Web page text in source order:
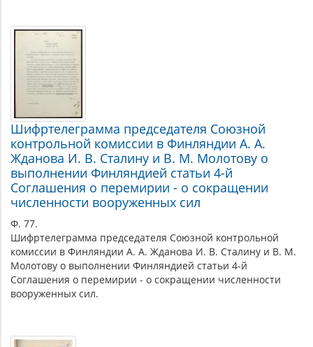
Шифртелеграмма председателя Союзной
контрольной комиссии в Финляндии А. А.
Жданова И. В. Сталину и В. М. Молотову о
выполнении Финляндией статьи 4-й
Соглашения о перемирии - о сокращении
численности вооруженных сил
Ф. 77.
Шифртелеграмма председателя Союзной контрольной
комиссии в Финляндии А. А. Жданова И. В. Сталину и В. М.
Молотову о выполнении Финляндией статьи 4-й
Соглашения о перемирии - о сокращении численности
вооруженных сил.